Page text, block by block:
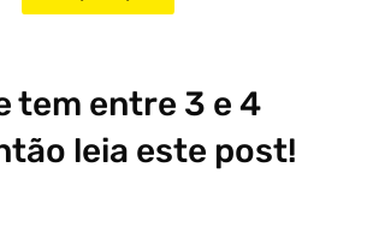
tem entre 3 e 4
leia este post!